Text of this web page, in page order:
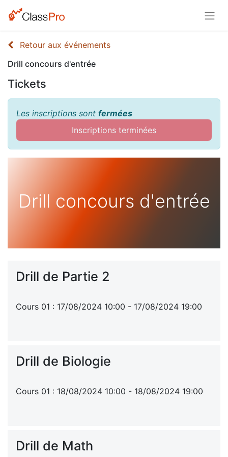
Retour aux événements
Drill concours d'entrée
Tickets
Les inscriptions sont fermées
Inscriptions terminées
Drill concours d'entrée
Drill de Partie 2
Cours 01 : 17/08/2024 10:00 - 17/08/2024 19:00
Drill de Biologie
Cours 01 : 18/08/2024 10:00 - 18/08/2024 19:00
Drill de Math